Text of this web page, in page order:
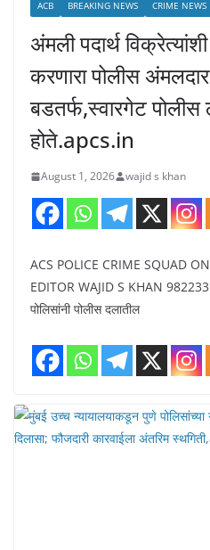
ACB BREAKING NEWS CRIME NEWS
अंमली पदार्थ
करणारा पोलीस
बडतर्फ,स्वारगेट पोलीस
होते.apcs.in
August 1, 2026 wajid s khan
ACS POLICE CRIME SQUAD
EDITOR WAJID S KHAN
पोलिसांनी पोलीस दलातील